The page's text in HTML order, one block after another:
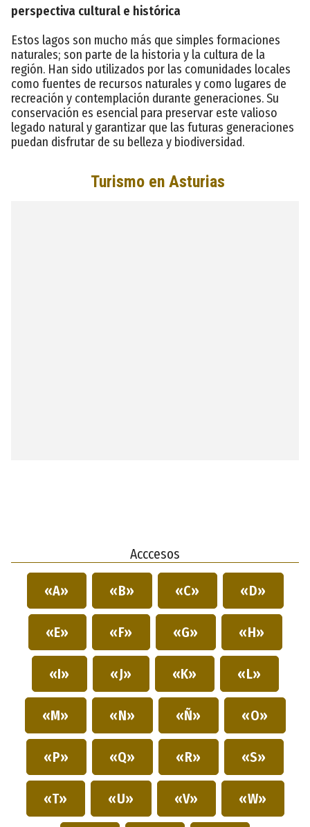
perspectiva cultural e histórica
Estos lagos son mucho más que simples formaciones
naturales; son parte de la historia y la cultura de la
región. Han sido utilizados por las comunidades locales
como fuentes de recursos naturales y como lugares de
recreación y contemplación durante generaciones. Su
conservación es esencial para preservar este valioso
legado natural y garantizar que las futuras generaciones
puedan disfrutar de su belleza y biodiversidad.
Acccesos
«A» «B» «C» «D»
«E» «F» «G» «H»
«I» «J» «K» «L»
«M» «N» «Ñ» «O»
«P» «Q» «R» «S»
«T» «U» «V» «W»